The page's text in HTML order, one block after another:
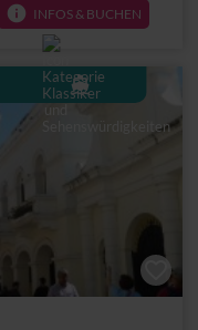
info INFOS & BUCHEN
directions_boat